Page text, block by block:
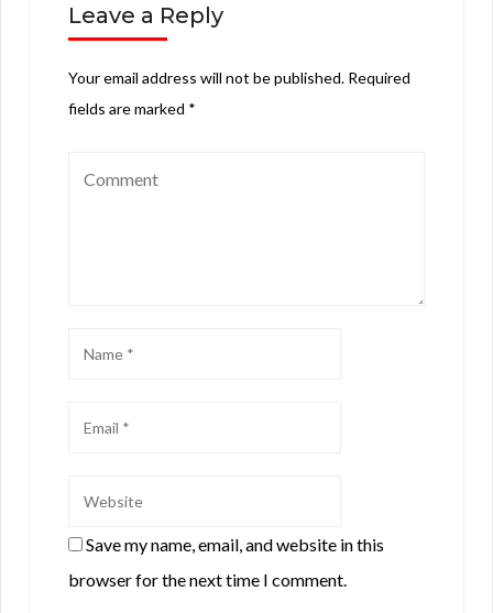
Leave a Reply
Your email address will not be published. Required
fields are marked *
Save my name, email, and website in this
browser for the next time I comment.